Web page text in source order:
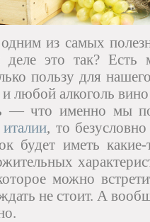
из самых
это так? Есть
пользу для
любой алкоголь
— что именно мы
, то
будет иметь
можно
не стоит. А